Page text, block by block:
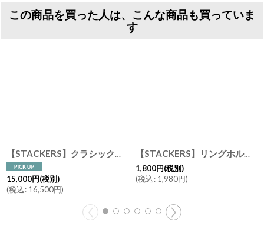
この商品を買った人は、こんな商品も買っていま
す
【STACKERS】クラシック ジュエリーボックス 選べる3個セット 3set ミント グレー Dove Grey Mint グレー ターコイズ スタッカーズ
15,000円(税別)
(税込: 16,500円)
【STACKERS】リングホルダー グレージュ グレイ グレイベージュ リングロール 3個仕切りに入るリングホルダー アクセサリー収納 スタッカーズ
1,800円(税別)
(税込: 1,980円)